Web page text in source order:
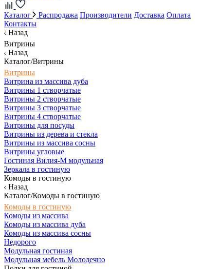
Каталог Распродажа Производители Доставка Оплата
Контакты
Назад
Витрины
Назад
Каталог/Витрины
Витрины
Витрина из массива дуба
Витрины 1 створчатые
Витрины 2 створчатые
Витрины 3 створчатые
Витрины 4 створчатые
Витрины для посуды
Витрины из дерева и стекла
Витрины из массива сосны
Витрины угловые
Гостиная Вилия-М модульная
Зеркала в гостиную
Комоды в гостиную
Назад
Каталог/Комоды в гостиную
Комоды в гостиную
Комоды из массива
Комоды из массива дуба
Комоды из массива сосны
Недорого
Модульная гостиная
Модульная мебель Молодечно